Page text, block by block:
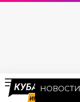
НОВОСТИ